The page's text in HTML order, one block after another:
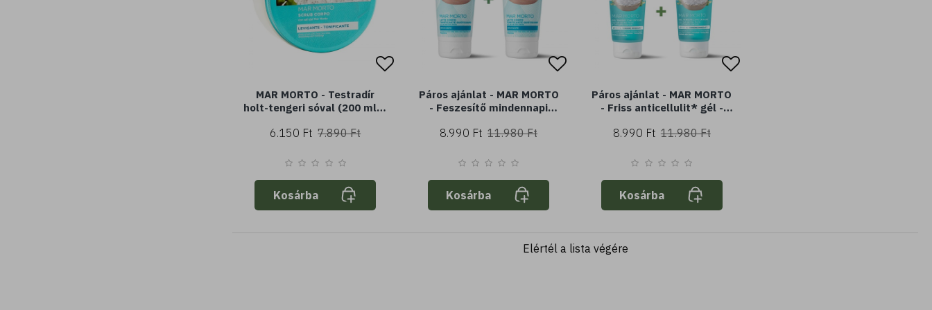
MAR MORTO - Testradír
holt-tengeri sóval (200 ml) -
6.150 Ft 7.890 Ft
Kosárba
Páros ajánlat - MAR MORTO
- Feszesítő mindennapi
sóval (200 ml) - hidratáló
8.990 Ft 11.980 Ft
Kosárba
Páros ajánlat - MAR MORTO
- Friss anticellulit* gél -
anticellulit* növényi alapú
simító, feszesítő hatás
8.990 Ft 11.980 Ft
Kosárba
Elértél a lista végére